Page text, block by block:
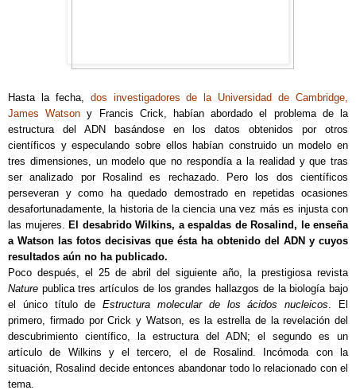
Hasta la fecha, dos investigadores de la Universidad de Cambridge,
James Watsony Francis Crick, habían abordado el problema de la
estructura del ADN basándose en los datos obtenidos por otros
científicos y especulando sobre ellos habían construido un modelo en
tres dimensiones, un modelo que no respondía a la realidad y que tras
ser analizado por Rosalind es rechazado. Pero los dos científicos
perseveran y como ha quedado demostrado en repetidas ocasiones
desafortunadamente, la historia de la ciencia una vez más es injusta con
las mujeres. El desabrido Wilkins, a espaldas de Rosalind, le enseña
a Watson las fotos decisivas que ésta ha obtenido del ADN y cuyos
resultados aún no ha publicado.
Poco después, el 25 de abril del siguiente año, la prestigiosa revista
Nature publica tres artículos de los grandes hallazgos de la biología bajo
el único título deEstructura molecular de los ácidos nucleicos. El
primero, firmado por Crick y Watson, es la estrella de la revelación del
descubrimiento científico, la estructura del ADN; el segundo es un
artículo de Wilkins y el tercero, el de Rosalind. Incómoda con la
situación, Rosalind decide entonces abandonar todo lo relacionado con el
tema.